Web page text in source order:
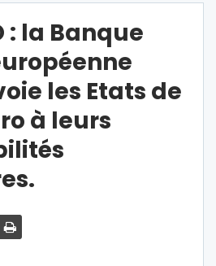
: la Banque
les Etats de
à leurs